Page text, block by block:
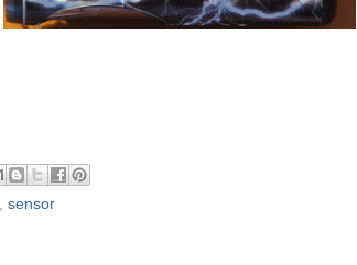
sensor